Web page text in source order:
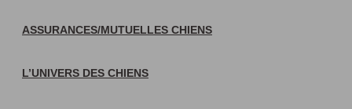
ASSURANCES/MUTUELLES CHIENS
L’UNIVERS DES CHIENS